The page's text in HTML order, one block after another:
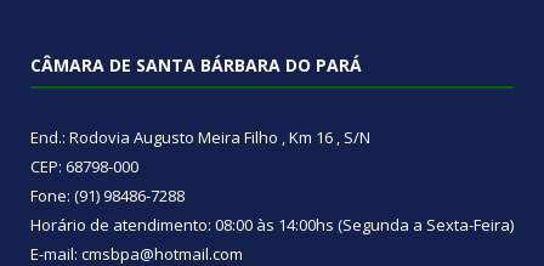
CÂMARA DE SANTA BÁRBARA DO PARÁ
End.: Rodovia Augusto Meira Filho , Km 16 , S/N
CEP: 68798-000
Fone: (91) 98486-7288
Horário de atendimento: 08:00 às 14:00hs (Segunda a Sexta-Feira)
E-mail: cmsbpa@hotmail.com